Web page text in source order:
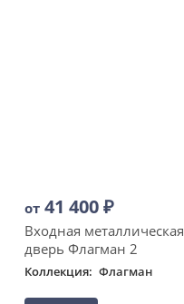
от 41 400₽
Входная металлическая
дверь Флагман 2
Коллекция Флагман